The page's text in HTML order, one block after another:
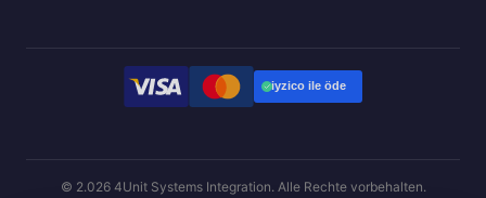
© 2.026 4Unit Systems Integration. Alle Rechte vorbehalten.